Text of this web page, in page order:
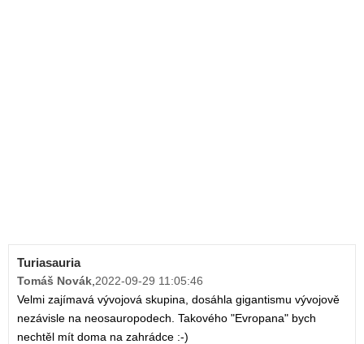
Turiasauria
Tomáš Novák 2022-09-29 11:05:46
Velmi zajímavá vývojová skupina, dosáhla gigantismu vývojově
nezávisle na neosauropodech. Takového "Evropana" bych
nechtěl mít doma na zahrádce :-)